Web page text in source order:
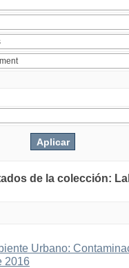
de la colección:
Urbano:
2016